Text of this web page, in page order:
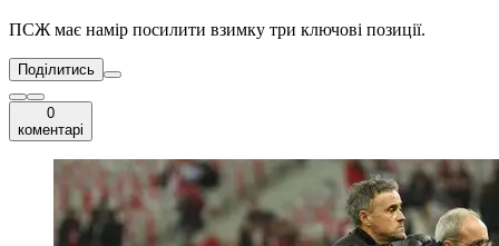
ПСЖ має намір посилити взимку три ключові позиції.
Поділитись
0
коментарі